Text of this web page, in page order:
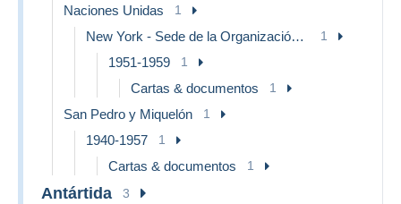
Naciones Unidas 1
New York - Sede de la Organización de las NU 1
1951-1959 1
Cartas & documentos 1
San Pedro y Miquelón 1
1940-1957 1
Cartas & documentos 1
Antártida 3